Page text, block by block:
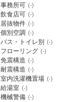
事務所可 (-)
飲食店可 (-)
居抜物件 (-)
個別空調 (-)
バス・トイレ別 (-)
フローリング (-)
免震構造 (-)
耐震構造 (-)
室内洗濯機置場 (-)
給湯室 (-)
機械警備 (-)